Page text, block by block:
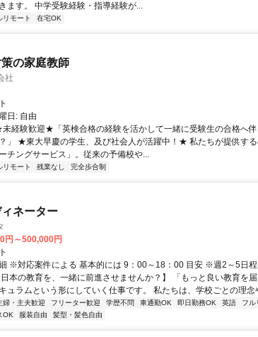
ます。 中学受験経験・指導経験が...
リモート 在宅OK
の家庭教師
社
日: 自由
経験歓迎★「英検合格の経験を活かして一緒に受験生の合格へ伴
」 ★東大早慶の学生、及び社会人が活躍中！★ 私たちが提供す
チングサービス」。従来の予備校や...
リモート 残業なし 完全歩合制
ネーター
円～500,000円
※対応案件による 基本的には 9：00～18：00 目安 ※週2～5日
本の教育を、一緒に前進させませんか？】 「もっと良い教育を
ュラムという形にしていく仕事です。 私たちは、学校ごとの理
婦・主夫歓迎 フリーター歓迎 学歴不問 車通勤OK 即日勤務OK 英語 フル
OK 服装自由 髪型・髪色自由